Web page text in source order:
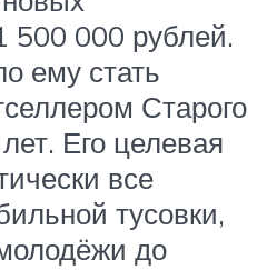
500 000 рублей.
ему стать
Старого
Его целевая
все
тусовки,
до